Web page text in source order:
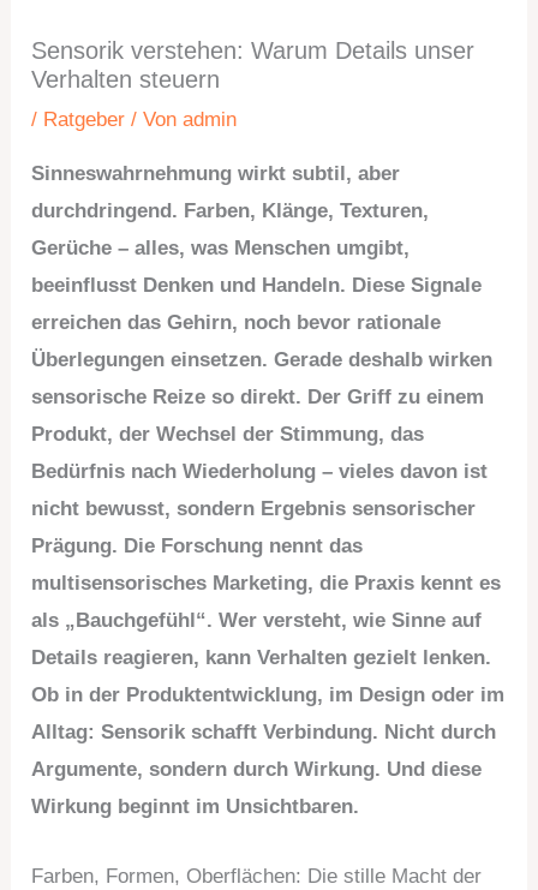
Sensorik verstehen: Warum Details unser
Verhalten steuern
/ Ratgeber / Vonadmin
Sinneswahrnehmung wirkt subtil, aber
durchdringend. Farben, Klänge, Texturen,
Gerüche – alles, was Menschen umgibt,
beeinflusst Denken und Handeln. Diese Signale
erreichen das Gehirn, noch bevor rationale
Überlegungen einsetzen. Gerade deshalb wirken
sensorische Reize so direkt. Der Griff zu einem
Produkt, der Wechsel der Stimmung, das
Bedürfnis nach Wiederholung – vieles davon ist
nicht bewusst, sondern Ergebnis sensorischer
Prägung. Die Forschung nennt das
multisensorisches Marketing, die Praxis kennt es
als „Bauchgefühl“. Wer versteht, wie Sinne auf
Details reagieren, kann Verhalten gezielt lenken.
Ob in der Produktentwicklung, im Design oder im
Alltag: Sensorik schafft Verbindung. Nicht durch
Argumente, sondern durch Wirkung. Und diese
Wirkung beginnt im Unsichtbaren.
Farben, Formen, Oberflächen: Die stille Macht der